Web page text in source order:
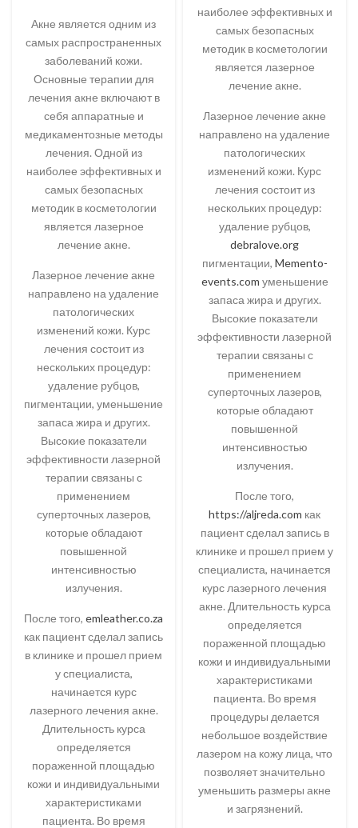
Акне является одним из
самых распространенных
заболеваний кожи.
Основные терапии для
лечения акне включают в
себя аппаратные и
медикаментозные методы
лечения. Одной из
наиболее эффективных и
самых безопасных
методик в косметологии
является лазерное
лечение акне.
Лазерное лечение акне
направлено на удаление
патологических
изменений кожи. Курс
лечения состоит из
нескольких процедур:
удаление рубцов,
пигментации, уменьшение
запаса жира и других.
Высокие показатели
эффективности лазерной
терапии связаны с
применением
суперточных лазеров,
которые обладают
повышенной
интенсивностью
излучения.
После того, emleather.co.za
как пациент сделал запись
в клинике и прошел прием
у специалиста,
начинается курс
лазерного лечения акне.
Длительность курса
определяется
пораженной площадью
кожи и индивидуальными
характеристиками
пациента. Во время
наиболее эффективных и
самых безопасных
методик в косметологии
является лазерное
лечение акне.
Лазерное лечение акне
направлено на удаление
патологических
изменений кожи. Курс
лечения состоит из
нескольких процедур:
удаление рубцов,
debralove.org
пигментации, Memento-
events.com уменьшение
запаса жира и других.
Высокие показатели
эффективности лазерной
терапии связаны с
применением
суперточных лазеров,
которые обладают
повышенной
интенсивностью
излучения.
После того,
https://aljreda.com как
пациент сделал запись в
клинике и прошел прием у
специалиста, начинается
курс лазерного лечения
акне. Длительность курса
определяется
пораженной площадью
кожи и индивидуальными
характеристиками
пациента. Во время
процедуры делается
небольшое воздействие
лазером на кожу лица, что
позволяет значительно
уменьшить размеры акне
и загрязнений.